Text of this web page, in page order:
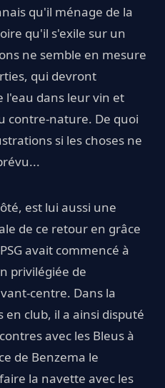
qu'il ménage de la
qu'il s'exile sur un
ne semble en mesure
qui devront
dans leur vin et
contre-nature. De quoi
si les choses ne
est lui aussi une
de ce retour en grâce
avait commencé à
privilégiée de
centre. Dans la
en club, il a ainsi disputé
avec les Bleus à
de Benzema le
la navette avec les